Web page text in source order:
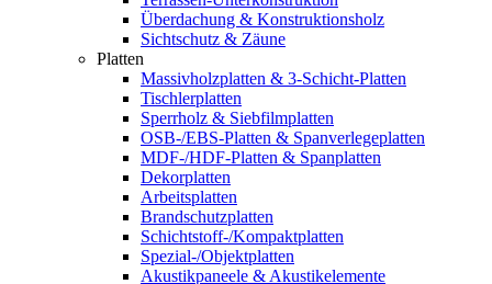
Überdachung & Konstruktionsholz
Sichtschutz & Zäune
Platten
Massivholzplatten & 3-Schicht-Platten
Tischlerplatten
Sperrholz & Siebfilmplatten
OSB-/EBS-Platten & Spanverlegeplatten
MDF-/HDF-Platten & Spanplatten
Dekorplatten
Arbeitsplatten
Brandschutzplatten
Schichtstoff-/Kompaktplatten
Spezial-/Objektplatten
Akustikpaneele & Akustikelemente